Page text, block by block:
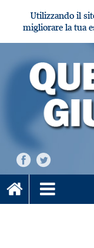
Utilizzando il
migliorare la tua